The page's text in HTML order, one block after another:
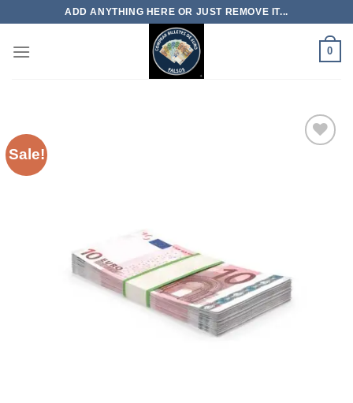
content
ADD ANYTHING HERE OR JUST REMOVE IT...
0
Sale!